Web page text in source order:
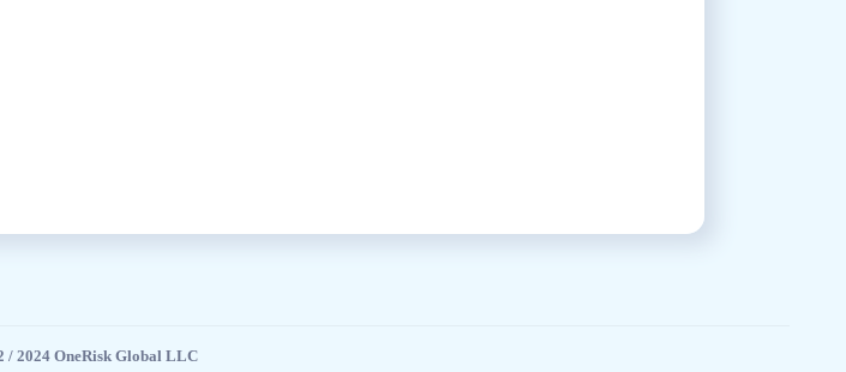
/ 2024 OneRisk Global LLC